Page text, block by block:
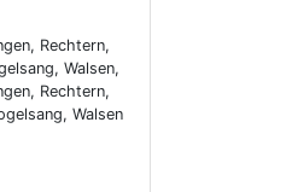
Rechtern,
Walsen,
Rechtern,
Walsen